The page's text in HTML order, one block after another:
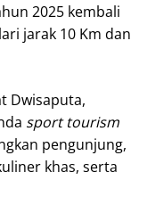
2025 kembali
jarak 10 Km dan
Dwisaputa,
sport tourism
pengunjung,
khas, serta